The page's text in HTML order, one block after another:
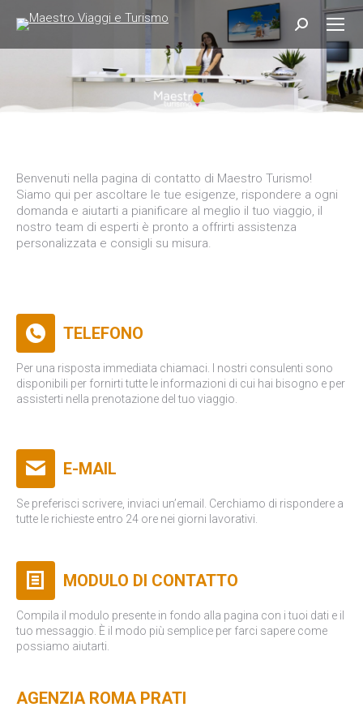
Search:
Benvenuti nella pagina di contatto di Maestro Turismo!
Siamo qui per ascoltare le tue esigenze, rispondere a ogni
domanda e aiutarti a pianificare al meglio il tuo viaggio, il
nostro team di esperti è pronto a offrirti assistenza
personalizzata e consigli su misura.
TELEFONO
Per una risposta immediata chiamaci. I nostri consulenti sono
disponibili per fornirti tutte le informazioni di cui hai bisogno e per
assisterti nella prenotazione del tuo viaggio.
E-MAIL
Se preferisci scrivere, inviaci un’email. Cerchiamo di rispondere a
tutte le richieste entro 24 ore nei giorni lavorativi.
MODULO DI CONTATTO
Compila il modulo presente in fondo alla pagina con i tuoi dati e il
tuo messaggio. È il modo più semplice per farci sapere come
possiamo aiutarti.
AGENZIA ROMA PRATI